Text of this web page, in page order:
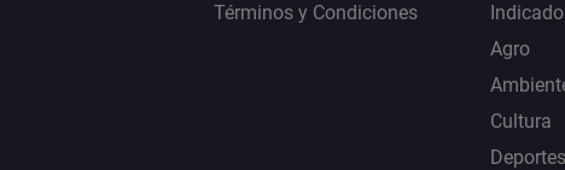
Términos y Condiciones
Agro
Cultura
Deportes